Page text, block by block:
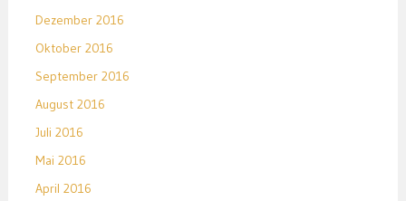
Dezember 2016
Oktober 2016
September 2016
August 2016
Juli 2016
Mai 2016
April 2016